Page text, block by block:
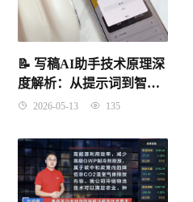
📝 写稿AI助手技术原理深
度解析：从提示词到智能
Agent的完整技术链条
2026-05-13 135